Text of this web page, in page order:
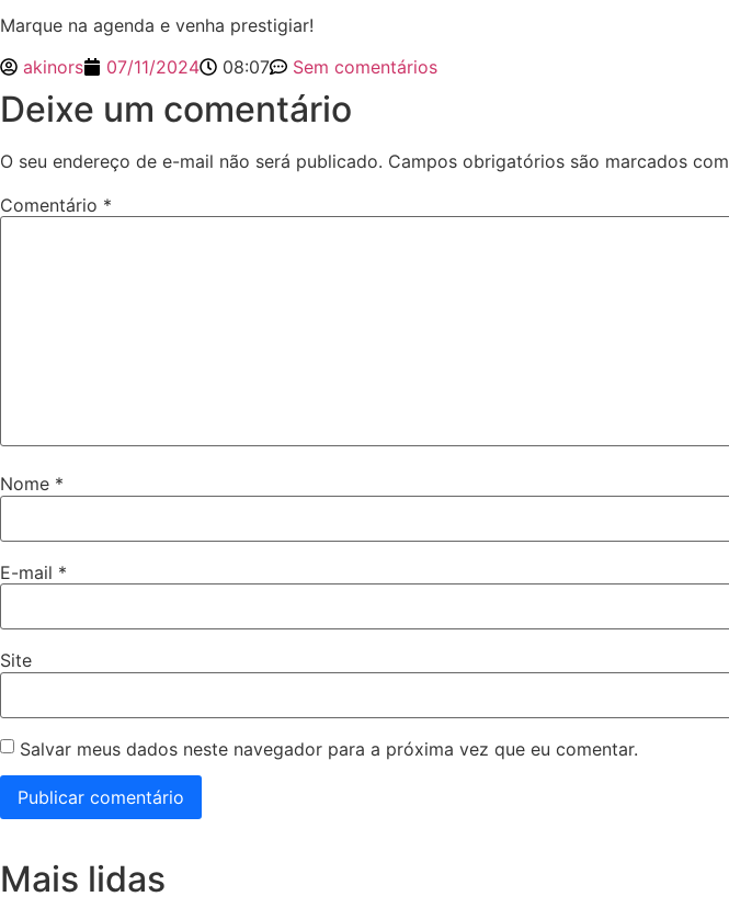
Marque na agenda e venha prestigiar!
akinors
07/11/2024 08:07 Sem comentários
Deixe um comentário
O seu endereço de e-mail não será publicado. Campos obrigatórios são marcados com
Comentário *
Nome *
E-mail *
Site
Salvar meus dados neste navegador para a próxima vez que eu comentar.
Mais lidas